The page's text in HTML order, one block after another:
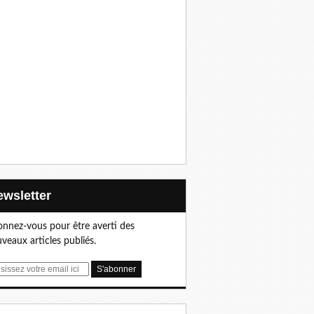
vous pour être averti des
articles publiés.